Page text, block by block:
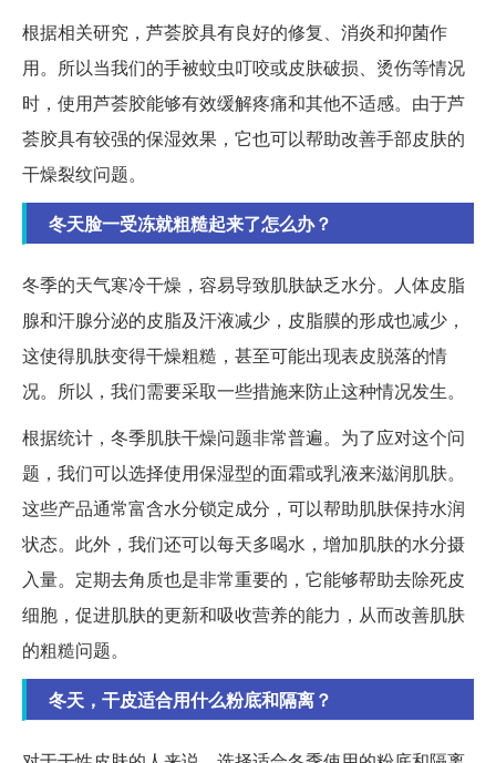
根据相关研究，芦荟胶具有良好的修复、消炎和抑菌作
用。所以当我们的手被蚊虫叮咬或皮肤破损、烫伤等情况
时，使用芦荟胶能够有效缓解疼痛和其他不适感。由于芦
荟胶具有较强的保湿效果，它也可以帮助改善手部皮肤的
干燥裂纹问题。
冬天脸一受冻就粗糙起来了怎么办？
冬季的天气寒冷干燥，容易导致肌肤缺乏水分。人体皮脂
腺和汗腺分泌的皮脂及汗液减少，皮脂膜的形成也减少，
这使得肌肤变得干燥粗糙，甚至可能出现表皮脱落的情
况。所以，我们需要采取一些措施来防止这种情况发生。
根据统计，冬季肌肤干燥问题非常普遍。为了应对这个问
题，我们可以选择使用保湿型的面霜或乳液来滋润肌肤。
这些产品通常富含水分锁定成分，可以帮助肌肤保持水润
状态。此外，我们还可以每天多喝水，增加肌肤的水分摄
入量。定期去角质也是非常重要的，它能够帮助去除死皮
细胞，促进肌肤的更新和吸收营养的能力，从而改善肌肤
的粗糙问题。
冬天，干皮适合用什么粉底和隔离？